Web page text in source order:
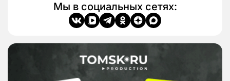
Мы в социальных сетях: